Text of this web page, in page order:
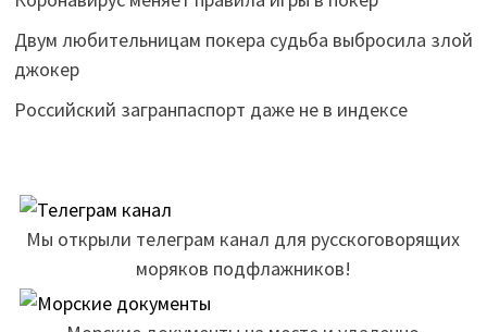
Двум любительницам покера судьба выбросила злой
джокер
Российский загранпаспорт даже не в индексе
Мы открыли телеграм канал для русскоговорящих
моряков подфлажников!